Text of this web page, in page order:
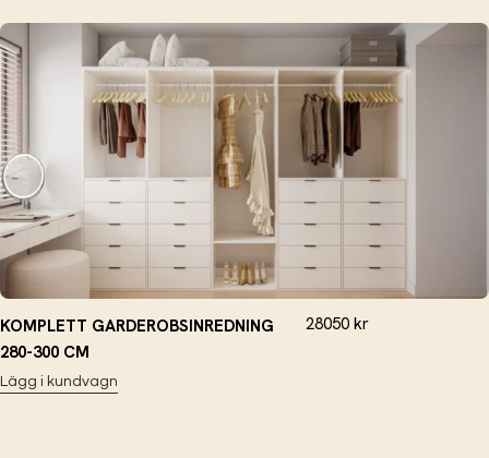
KOMPLETT GARDEROBSINREDNING
280-300 CM
Lägg i kundvagn
28050 kr